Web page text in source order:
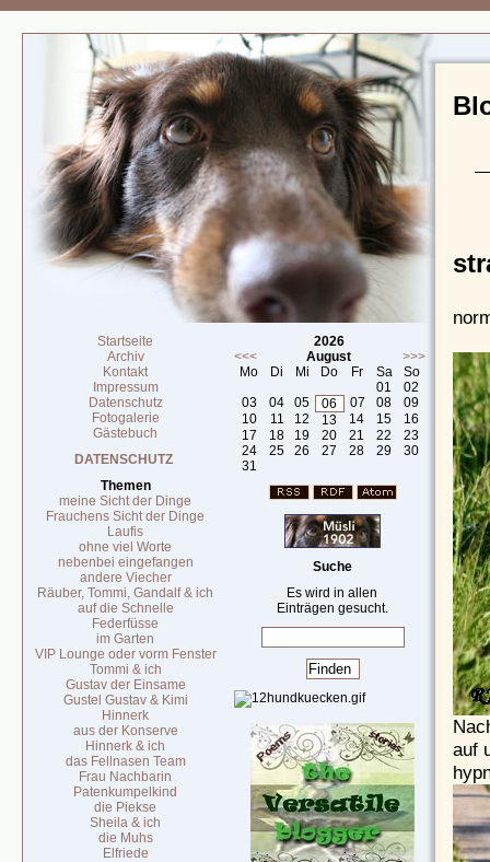
Startseite
Archiv
Kontakt
Impressum
Datenschutz
Fotogalerie
Gästebuch
DATENSCHUTZ
Themen
meine Sicht der Dinge
Frauchens Sicht der Dinge
Laufis
ohne viel Worte
nebenbei eingefangen
andere Viecher
Räuber, Tommi, Gandalf & ich
auf die Schnelle
Federfüsse
im Garten
VIP Lounge oder vorm Fenster
Tommi & ich
Gustav der Einsame
Gustel Gustav & Kimi
Hinnerk
aus der Konserve
Hinnerk & ich
das Fellnasen Team
Frau Nachbarin
Patenkumpelkind
die Piekse
Sheila & ich
die Muhs
Elfriede
2026
<<<
August
>>>
Mo
Di Mi Do Fr Sa
So
01
02
03
04 05 06 07 08
09
10
11 12 13 14 15
16
17
18 19 20 21 22
23
24
25 26 27 28 29
30
31
Suche
Es wird in allen
Einträgen gesucht.
auf